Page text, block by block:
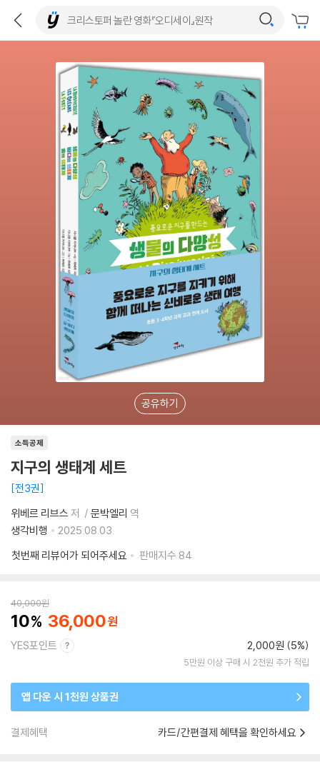
공유하기
소득공제
지구의 생태계 세트
전3권
위베르 리브스 저 문박엘리 역
생각비행
2025.08.03.
첫번째 리뷰어가 되어주세요
판매지수 84
40,000원
10 36,000
YES포인트 2,000원 (5%)
5만원 이상 구매 시 2천원 추가 적립
앱 다운 시 1천원 상품권
결제혜택 카드/간편결제 혜택을 확인하세요